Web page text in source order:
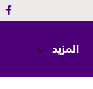
المزيد